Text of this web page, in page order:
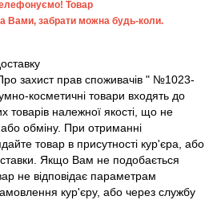
Товар
Вами, забрати можна будь-коли.
захист прав споживачів " №1023-
косметичні товари входять до
товарів належної якості, що не
обміну. При отриманні
товар в присутності кур'єра, або
Якщо Вам не подобається
не відповідає параметрам
кур'єру, або через службу